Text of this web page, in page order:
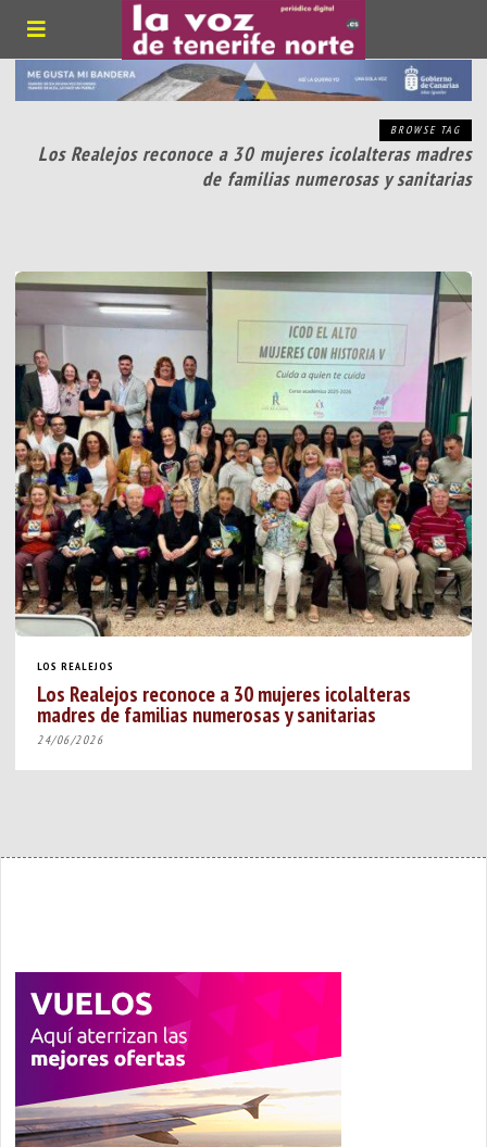
BROWSE TAG
Los Realejos reconoce a 30 mujeres icolalteras madres
de familias numerosas y sanitarias
LOS REALEJOS
Los Realejos reconoce a 30 mujeres icolalteras
madres de familias numerosas y sanitarias
24/06/2026